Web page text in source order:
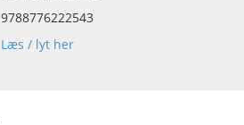
9788776222543
Læs / lyt her